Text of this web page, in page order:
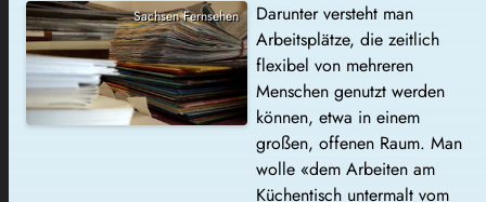
Sachsen Fernsehen
Darunter versteht man
Arbeitsplätze, die zeitlich
flexibel von mehreren
Menschen genutzt werden
können, etwa in einem
großen, offenen Raum. Man
wolle «dem Arbeiten am
Küchentisch untermalt vom